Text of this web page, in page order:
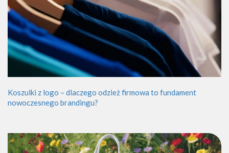
Koszulki z logo – dlaczego odzież firmowa to fundament
nowoczesnego brandingu?